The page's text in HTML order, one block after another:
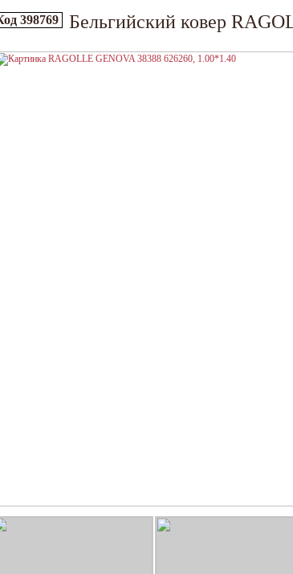
398769 Бельгийский ковер